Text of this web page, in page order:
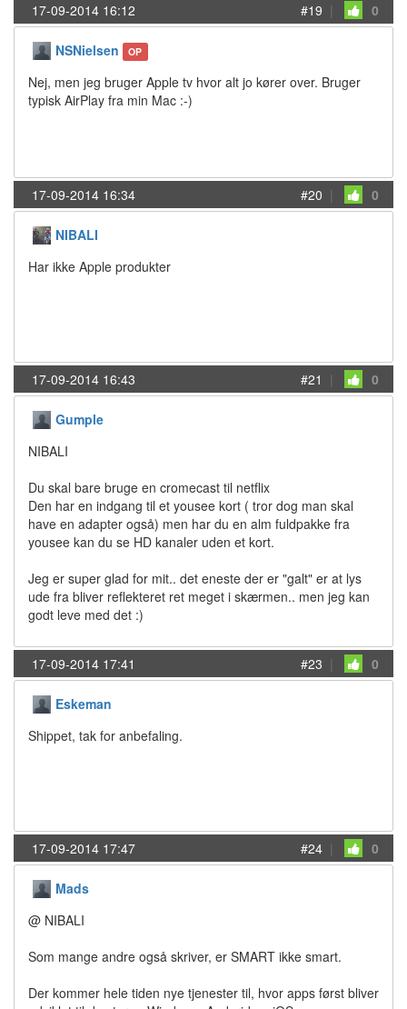
17-09-2014 16:12 #19 | 0
NSNielsen OP
Nej, men jeg bruger Apple tv hvor alt jo kører over. Bruger
typisk AirPlay fra min Mac :-)
17-09-2014 16:34 #20 | 0
NIBALI
Har ikke Apple produkter
17-09-2014 16:43 #21 | 0
Gumple
NIBALI
Du skal bare bruge en cromecast til netflix
Den har en indgang til et yousee kort ( tror dog man skal
have en adapter også) men har du en alm fuldpakke fra
yousee kan du se HD kanaler uden et kort.
Jeg er super glad for mit.. det eneste der er "galt" er at lys
ude fra bliver reflekteret ret meget i skærmen.. men jeg kan
godt leve med det :)
17-09-2014 17:41 #23 | 0
Eskeman
Shippet, tak for anbefaling.
17-09-2014 17:47 #24 | 0
Mads
@ NIBALI
Som mange andre også skriver, er SMART ikke smart.
Der kommer hele tiden nye tjenester til, hvor apps først bliver